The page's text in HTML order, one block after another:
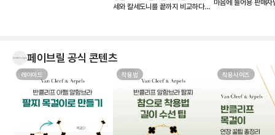
세와 칼세도니를 끝까지 비교하다가
템’이라고 하는지 알 것 같습니다 💎
한 번에 비교할 수 있어서 연식, 컨디
션, 구성품, 가격까지 꼼꼼하게 따져
보고 가장 마음에 드는 제품을 선택
할 수 있었던 점이 좋았습니다. 좋은
판매자분을 만나 상태도 기대 이상이
마음에 들어용 판매자
페이브릴 공식 콘텐츠
레이어드 착용법 착용사이즈